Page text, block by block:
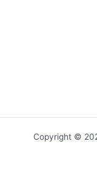
Copyright ©